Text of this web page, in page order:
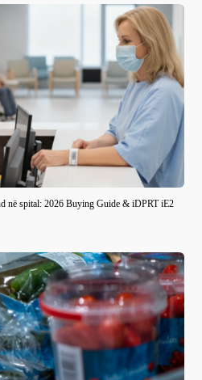
në spital: 2026 Buying Guide & iDPRT iE2